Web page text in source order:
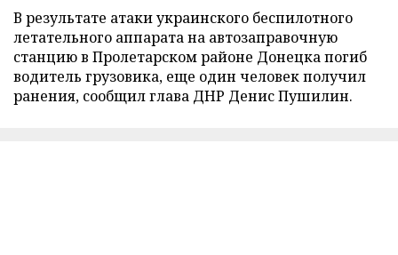
В результате атаки украинского беспилотного
летательного аппарата на автозаправочную
станцию в Пролетарском районе Донецка погиб
водитель грузовика, еще один человек получил
ранения, сообщил глава ДНР Денис Пушилин.